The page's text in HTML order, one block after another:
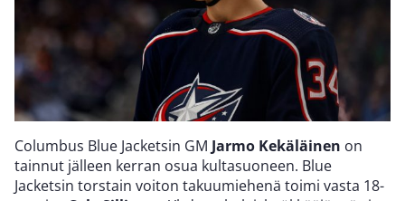
Columbus Blue Jacketsin GM Jarmo Kekäläinen on
tainnut jälleen kerran osua kultasuoneen. Blue
Jacketsin torstain voiton takuumiehenä toimi vasta 18-